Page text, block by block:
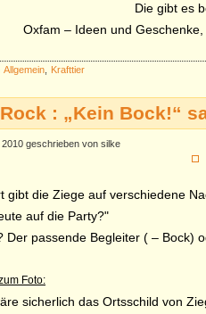
Die gibt es
Oxfam – Ideen und
Allgemein, Krafttier
: „Kein Bock!“
geschrieben von silke
gibt die Ziege auf verschiedene
auf die Party?"
Der passende Begleiter ( – Bock)
Foto:
sicherlich das Ortsschild von